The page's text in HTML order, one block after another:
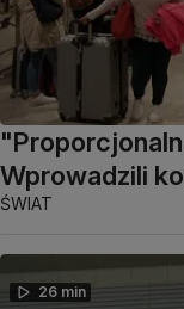
Wprowadzili
ŚWIAT
26 min